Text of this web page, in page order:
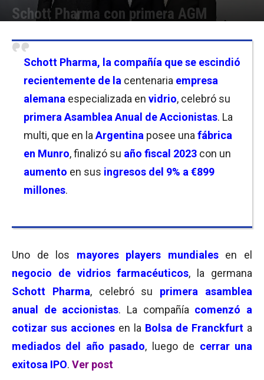
Schott Pharma con primera AGM
Schott Pharma, la compañía que se escindió
recientemente de la centenaria empresa
alemana especializada en vidrio, celebró su
primera Asamblea Anual de Accionistas. La
multi, que en la Argentina posee una fábrica
en Munro, finalizó su año fiscal 2023 con un
aumento en sus ingresos del 9% a €899
millones.
Uno de los mayores players mundiales en el
negocio de vidrios farmacéuticos, la germana
Schott Pharma, celebró su primera asamblea
anual de accionistas. La compañía comenzó a
cotizar sus acciones en la Bolsa de Franckfurt a
mediados del año pasado, luego de cerrar una
exitosa IPO. Ver post